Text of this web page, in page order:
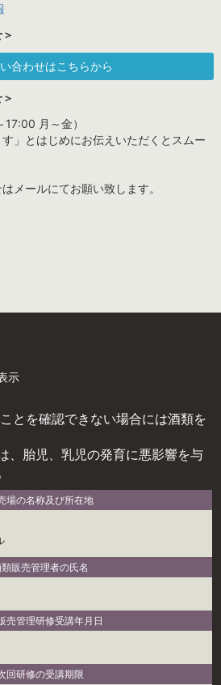
合わせはこちらから
月～金）
す」とはじめにお伝えいただくとスムー
メールにてお願い致します。
示
とを確認できない場合には酒類を
、胎児、乳児の発育に悪影響を与
場の名称及び所在地
販売管理者の氏名
売管理研修受講年月日
回研修の受講期限